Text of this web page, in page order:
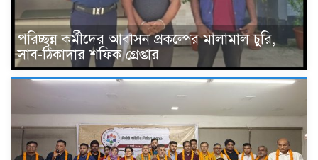
পরিচ্ছন্ন কর্মীদের আবাসন প্রকল্পের মালামাল চুরি,
সাব-ঠিকাদার শফিক গ্রেপ্তার